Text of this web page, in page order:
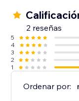
2 reseñas
5
4
3
2
1
Ordenar por: